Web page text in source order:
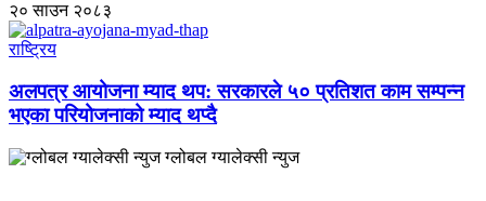
२० साउन २०८३
राष्ट्रिय
अलपत्र आयोजना म्याद थप: सरकारले ५० प्रतिशत काम सम्पन्न
भएका परियोजनाको म्याद थप्दै
ग्लोबल ग्यालेक्सी न्युज